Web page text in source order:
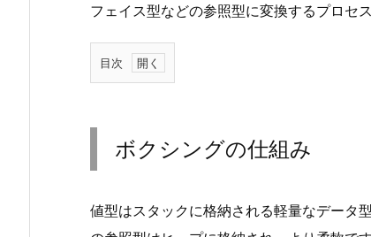
フェイス型などの参照型に変換するプロセ
目次
1.
シ
グ
ボクシングの仕組み
値型はスタックに格納される軽量なデータ